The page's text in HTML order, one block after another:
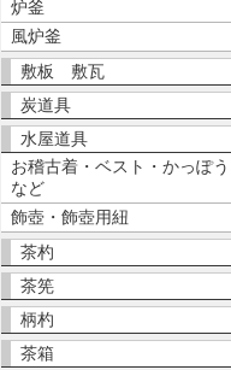
炉釜
風炉釜
敷板 敷瓦
炭道具
水屋道具
お稽古着・ベスト・かっぽう
など
飾壺・飾壺用紐
茶杓
茶筅
柄杓
茶箱